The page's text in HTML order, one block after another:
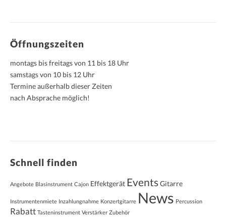
Öffnungszeiten
montags bis freitags von 11 bis 18 Uhr
samstags von 10 bis 12 Uhr
Termine außerhalb dieser Zeiten
nach Absprache möglich!
Schnell finden
Angebote Blasinstrument Cajon Effektgerät EventsGitarre
Instrumentenmiete Inzahlungnahme Konzertgitarre News Percussion
Rabatt Tasteninstrument Verstärker Zubehör